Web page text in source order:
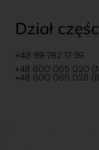
Dział
+48 89 762 17 39
+48 600 065 020
+48 600 065 028